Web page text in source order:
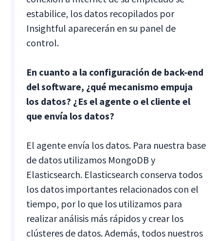
estabilice, los datos recopilados por
Insightful aparecerán en su panel de
control.
En cuanto a la configuración de back-end
del software, ¿qué mecanismo empuja
los datos? ¿Es el agente o el cliente el
que envía los datos?
El agente envía los datos. Para nuestra base
de datos utilizamos MongoDB y
Elasticsearch. Elasticsearch conserva todos
los datos importantes relacionados con el
tiempo, por lo que los utilizamos para
realizar análisis más rápidos y crear los
clústeres de datos. Además, todos nuestros